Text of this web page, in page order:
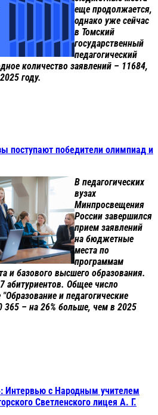
еще продолжается,
однако уже сейчас
в Томский
государственный
педагогический
количество заявлений – 11684,
году.
поступают победители олимпиад и
В педагогических
вузах
Минпросвещения
России завершился
прием заявлений
на бюджетные
места по
программам
и базового высшего образования.
абитуриентов. Общее число
и педагогические
365 – на 26% больше, чем в 2025
Интервью с Народным учителем
Светленского лицея А. Г.